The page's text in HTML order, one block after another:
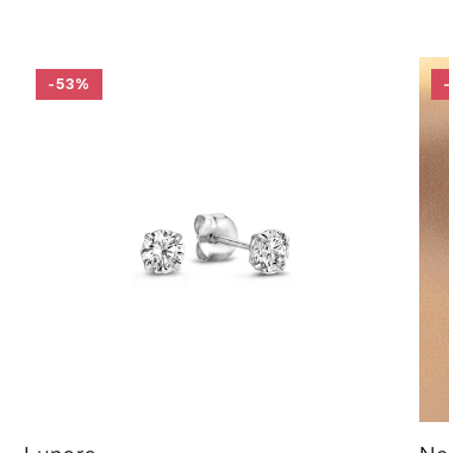
-53%